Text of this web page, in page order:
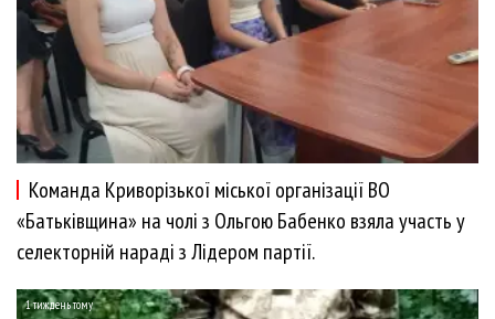
Команда Криворізької міської організації ВО
«Батьківщина» на чолі з Ольгою Бабенко взяла участь у
селекторній нараді з Лідером партії.
1 тиждень тому